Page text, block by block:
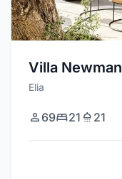
Villa Newman
Elia
69 21 21